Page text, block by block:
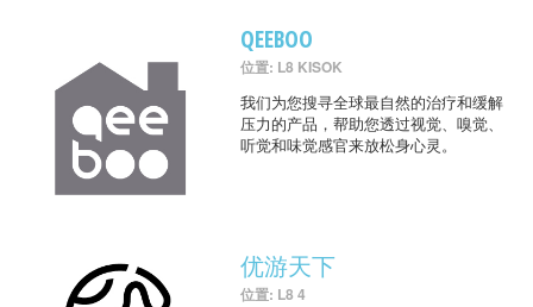
QEEBOO
位置: L8 KISOK
我们为您搜寻全球最自然的治疗和缓解
压力的产品，帮助您透过视觉、嗅觉、
听觉和味觉感官来放松身心灵。
优游天下
位置: L8 4